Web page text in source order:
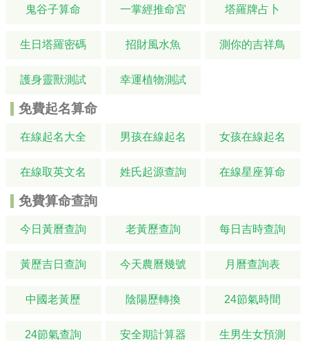
鬼谷子算命 一掌經推命宮 塔羅牌占卜
生日塔羅密碼 招財風水魚 測你的吉祥鳥
護身靈獸測試 幸運植物測試
免費起名算命
在線起名大全 男孩在線起名 女孩在線起名
在線取英文名 姓氏起源查詢 在線星座算命
免費算命查詢
今日黃曆查詢 老黃歷查詢 每日吉時查詢
黃歷吉日查詢 今天農曆幾號 月曆查詢表
中國老黃歷 陰陽歷轉換 24節氣時間
24節氣查詢 安全期計算器 生男生女預測